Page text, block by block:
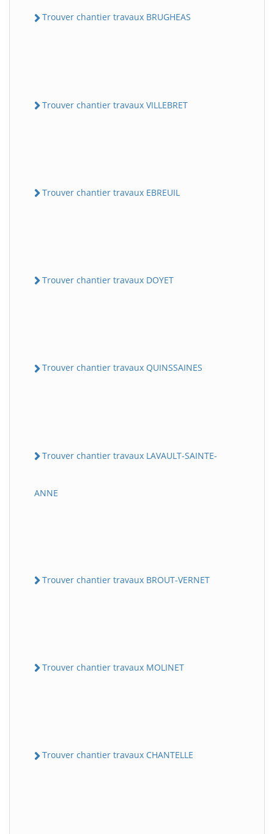
Trouver chantier travaux BRUGHEAS
Trouver chantier travaux VILLEBRET
Trouver chantier travaux EBREUIL
Trouver chantier travaux DOYET
Trouver chantier travaux QUINSSAINES
Trouver chantier travaux LAVAULT-SAINTE-
ANNE
Trouver chantier travaux BROUT-VERNET
Trouver chantier travaux MOLINET
Trouver chantier travaux CHANTELLE